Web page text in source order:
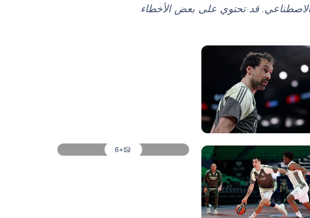
الاصطناعي. قد تحتوي على بعض الأخطاء
+6